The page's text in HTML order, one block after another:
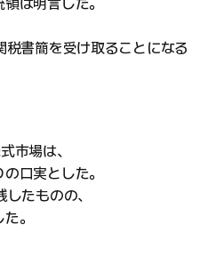
は明言した。
書簡を受け取ることになる
市場は、
口実とした。
たものの、
。